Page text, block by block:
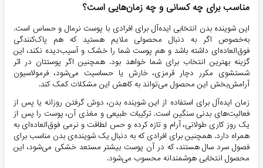
مناسب برای چه کسانی و چه زمان‌هایی است؟
این شوینده بدن انتخابی ایده‌آل برای افرادی با پوست نرمال و حساس است.
به‌خصوص اگر به دنبال محصولی ملایم هستید که هم پاک‌کنندگی
فوق‌العاده‌ای داشته باشد و هم پوست شما را خشک و آسیب‌دیده نکند، این
گزینه بهترین انتخاب برای شما خواهد بود. همچنین اگر پوستتان در اثر
شستشوی مکرر دچار قرمزی، خارش یا حساسیت می‌شود، فرمولاسیون
آرامش‌بخش این محصول می‌تواند به کاهش این مشکلات کمک کند.
زمان ایده‌آل برای استفاده از این شوینده بدن، دوش گرفتن روزانه یا پس از
فعالیت‌های بدنی سنگین است. ترکیبات طبیعی و مغذی آن، پوست را پس از
یک روز کاری طولانی، آرام و تازه کرده و حس لطافت و نرمی فوق‌العاده‌ای به
همراه دارد. همچنین برای افرادی که به دنبال یک شوینده‌ی بدن مناسب برای
فصول سرد سال هستند، که در آن پوست بیشتر مستعد خشکی می‌شود، این
محصول انتخابی هوشمندانه محسوب می‌شود.